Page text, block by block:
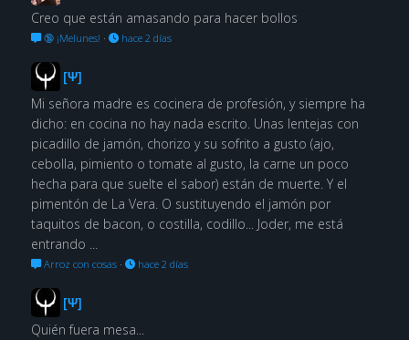
Creo que están amasando para hacer bollos
🔞 ¡Melunes! · hace 2 días
[Ψ]
Mi señora madre es cocinera de profesión, y siempre ha
dicho: en cocina no hay nada escrito. Unas lentejas con
picadillo de jamón, chorizo y su sofrito a gusto (ajo,
cebolla, pimiento o tomate al gusto, la carne un poco
hecha para que suelte el sabor) están de muerte. Y el
pimentón de La Vera. O sustituyendo el jamón por
taquitos de bacon, o costilla, codillo... Joder, me está
entrando ...
Arroz con cosas· hace 2 días
[Ψ]
Quién fuera mesa...